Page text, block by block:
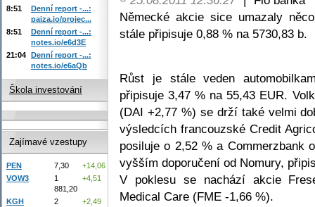
Německé akcie sice umazaly
stále připisuje 0,88 % na 5730,83 b.
Růst je stále veden
připisuje 3,47 % na 55,43 EUR.
(DAI +2,77 %) se drží také velmi
výsledcích francouzské Credit
posiluje o 2,52 % a Commerzbank
vyšším doporučení od Nomury,
V poklesu se nachází akcie
Medical Care (FME -1,66 %).
8:51
Denní report -...:
paiza.io/projec...
8:51
Denní report -...:
notes.io/e6d3E
21:04 Denní report -...:
notes.io/e6aQb
Škola investování
Zajímavé vzestupy
PEN 7,30
+14,06
VOW3
1
881,20
+4,51
KGH
2
+2,49